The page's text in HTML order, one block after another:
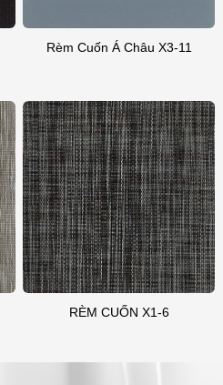
Rèm Cuốn Á Châu X3-11
RÈM CUỐN X1-6